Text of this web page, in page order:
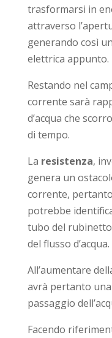
trasformarsi in
attraverso
generando così
elettrica appunto.
Restando nel
corrente sarà
d’acqua che
di tempo.
La resistenza,
genera un
corrente,
potrebbe
tubo del rubinetto
del flusso d’acqua.
All’aumentare
avrà pertanto
passaggio
Facendo